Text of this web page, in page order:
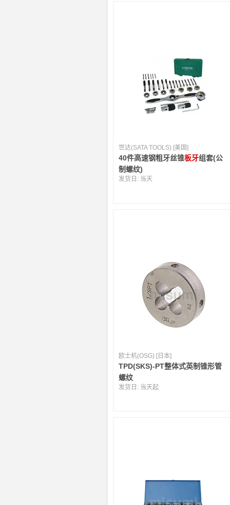
世达(SATA TOOLS) [美国]
40件高速钢粗牙丝锥板牙组套(公
制螺纹)
发货日: 当天
欧士机(OSG) [日本]
TPD(SKS)-PT整体式英制锥形管
螺纹
发货日: 当天起